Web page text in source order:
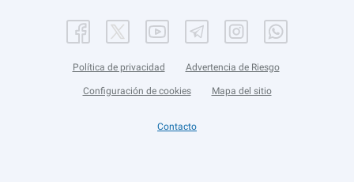
Política de privacidad Advertencia de Riesgo
Configuración de cookies Mapa del sitio
Contacto